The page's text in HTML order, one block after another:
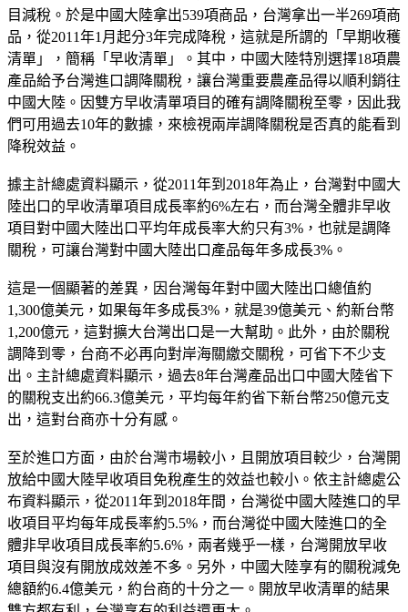
目減稅。於是中國大陸拿出539項商品，台灣拿出一半269項商
品，從2011年1月起分3年完成降稅，這就是所謂的「早期收穫
清單」，簡稱「早收清單」。其中，中國大陸特別選擇18項農
產品給予台灣進口調降關稅，讓台灣重要農產品得以順利銷往
中國大陸。因雙方早收清單項目的確有調降關稅至零，因此我
們可用過去10年的數據，來檢視兩岸調降關稅是否真的能看到
降稅效益。
據主計總處資料顯示，從2011年到2018年為止，台灣對中國大
陸出口的早收清單項目成長率約6%左右，而台灣全體非早收
項目對中國大陸出口平均年成長率大約只有3%，也就是調降
關稅，可讓台灣對中國大陸出口產品每年多成長3%。
這是一個顯著的差異，因台灣每年對中國大陸出口總值約
1,300億美元，如果每年多成長3%，就是39億美元、約新台幣
1,200億元，這對擴大台灣出口是一大幫助。此外，由於關稅
調降到零，台商不必再向對岸海關繳交關稅，可省下不少支
出。主計總處資料顯示，過去8年台灣產品出口中國大陸省下
的關稅支出約66.3億美元，平均每年約省下新台幣250億元支
出，這對台商亦十分有感。
至於進口方面，由於台灣市場較小，且開放項目較少，台灣開
放給中國大陸早收項目免稅產生的效益也較小。依主計總處公
布資料顯示，從2011年到2018年間，台灣從中國大陸進口的早
收項目平均每年成長率約5.5%，而台灣從中國大陸進口的全
體非早收項目成長率約5.6%，兩者幾乎一樣，台灣開放早收
項目與沒有開放成效差不多。另外，中國大陸享有的關稅減免
總額約6.4億美元，約台商的十分之一。開放早收清單的結果